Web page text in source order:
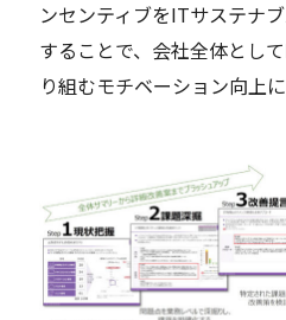
ンセンティブをITサステナ
することで、会社全体とし
り組むモチベーション向上に